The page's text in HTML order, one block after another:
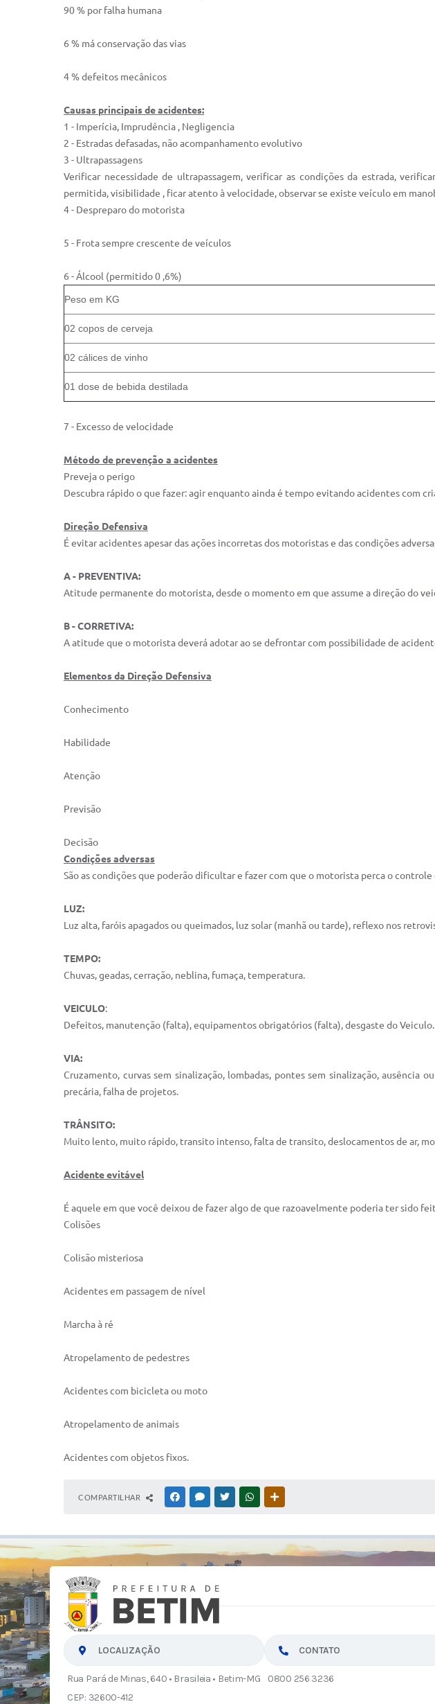
90 % por falha humana
6 % má conservação das vias
4 % defeitos mecânicos
Causas principais de acidentes:
1 - Imperícia, Imprudência , Negligencia
2 - Estradas defasadas, não acompanhamento evolutivo
3 - Ultrapassagens
Verificar necessidade de ultrapassagem, verificar as condições da estrada,
permitida, visibilidade , ficar atento à velocidade, observar se existe veículo em
4 - Despreparo do motorista
5 - Frota sempre crescente de veículos
6 - Álcool (permitido 0 ,6%)
Peso em KG
02 copos de cerveja
02 cálices de vinho
01 dose de bebida destilada
7 - Excesso de velocidade
Método de prevenção a acidentes
Preveja o perigo
Descubra rápido o que fazer: agir enquanto ainda é tempo evitando acidentes com
Direção Defensiva
É evitar acidentes apesar das ações incorretas dos motoristas e das condições
A - PREVENTIVA:
Atitude permanente do motorista, desde o momento em que assume a direção do
B - CORRETIVA:
A atitude que o motorista deverá adotar ao se defrontar com possibilidade de
Elementos da Direção Defensiva
Conhecimento
Habilidade
Atenção
Previsão
Decisão
Condições adversas
São as condições que poderão dificultar e fazer com que o motorista perca o
LUZ:
Luz alta, faróis apagados ou queimados, luz solar (manhã ou tarde), reflexo nos
TEMPO:
Chuvas, geadas, cerração, neblina, fumaça, temperatura.
VEICULO:
Defeitos, manutenção (falta), equipamentos obrigatórios (falta), desgaste do Veiculo.
VIA:
Cruzamento, curvas sem sinalização, lombadas, pontes sem sinalização, ausência
precária, falha de projetos.
TRÂNSITO:
Muito lento, muito rápido, transito intenso, falta de transito, deslocamentos de ar,
Acidente evitável
É aquele em que você deixou de fazer algo de que razoavelmente poderia ter sido
Colisões
Colisão misteriosa
Acidentes em passagem de nível
Marcha à ré
Atropelamento de pedestres
Acidentes com bicicleta ou moto
Atropelamento de animais
Acidentes com objetos fixos.
COMPARTILHAR FACEBOOKMESSENGER
TWITTERWHATSAPP
LOCALIZAÇÃO
Rua Pará de Minas, 640 • Brasileia • Betim-MG
CEP: 32600-412
CONTATO
0800 256 3236